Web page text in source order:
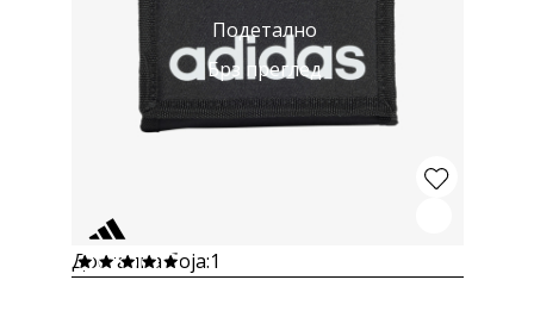
Подетално
Брз преглед
Достапна боја:1